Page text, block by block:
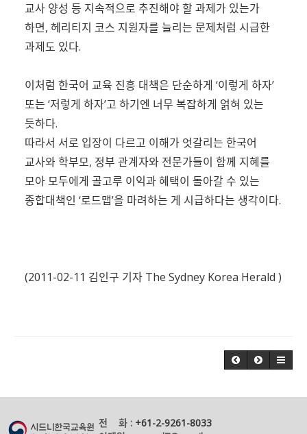
교사 양성 등 지속적으로 추진해야 할 과제가 있는가
하면, 헤리티지 코스 지원자를 늘리는 문제처럼 시급한
과제도 있다.
이처럼 한국어 교육 진흥 대책은 단순하게 ‘이렇게 하자’
또는 ‘저렇게 하자’고 하기엔 너무 복잡하게 얽혀 있는
듯하다.
따라서 서로 입장이 다르고 이해가 엇갈리는 한국어
교사와 학부모, 정부 관계자와 전문가들이 함께 지혜를
모아 모두에게 골고루 이익과 혜택이 돌아갈 수 있는
종합대책인 ‘로드맵’을 마려하는 게 시급하다는 생각이다.
(2011-02-11 김인구 기자 The Sydney Korea Herald )
전 화 : +61-2-9261-8033